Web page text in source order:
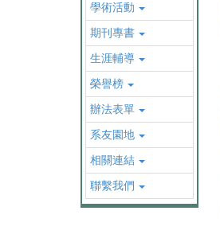
學術活動
期刊專書
生涯輔導
榮譽榜
辦法表單
系友園地
相關連結
聯繫我們